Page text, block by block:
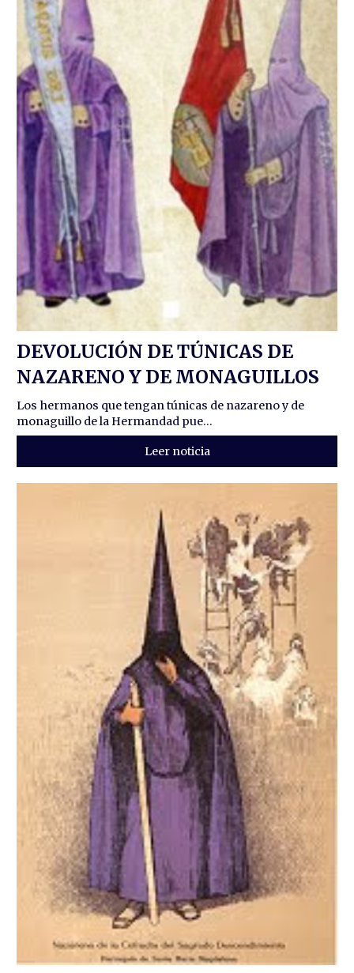
DEVOLUCIÓN DE TÚNICAS DE
NAZARENO Y DE MONAGUILLOS
Los hermanos que tengan túnicas de nazareno y de
monaguillo de la Hermandad pue...
Leer noticia